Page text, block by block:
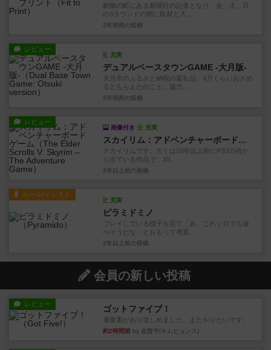
動物の町にある新聞社の記者となり、金、土、日
の3ラウンドの間に取材と入...
2年弱前 の投稿
レビュー
充実
デュアルベースタウンGAME -大月版-
大月市のふるさと納税の返礼品、4万くらいおさめ
るともらえたのこと。協力...
2年弱前 の投稿
レビュー
画像付き 充実
スカイリム：アドベンチャーボードゲーム
スカイリムです。古くは10年以上前にPS3の頃か
ら出ている作品で、10...
2年以上前 の投稿
ルール/インスト
充実
ピラミドミノ
プレイしている様子を見て「あ、これソロでも遊
べそうだな」とおもって考案...
2年以上前 の投稿
会員の新しい投稿
レビュー ゴットファイブ！
運要素があり楽しめました。またやりたいです。
約2時間前 by 金賢守(キムヒョンス)